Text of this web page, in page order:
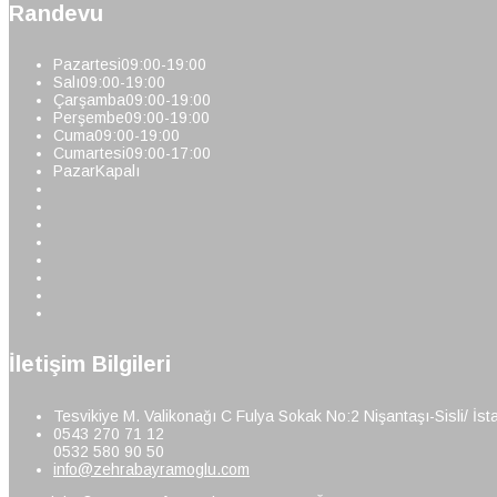
Randevu
Pazartesi09:00-19:00
Salı09:00-19:00
Çarşamba09:00-19:00
Perşembe09:00-19:00
Cuma09:00-19:00
Cumartesi09:00-17:00
PazarKapalı
İletişim Bilgileri
Tesvikiye M. Valikonağı C Fulya Sokak No:2 Nişantaşı-Sisli/
0543 270 71 12
0532 580 90 50
info@zehrabayramoglu.com